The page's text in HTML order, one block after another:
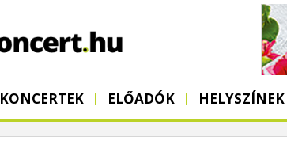
KONCERTEK ELŐADÓK HELYSZÍNEK